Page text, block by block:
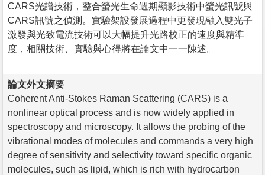
CARS光譜技術，整合螢光生命週期顯影技術中螢光訊號與
CARS訊號之偵測。實驗架設發展過程中更發現融入雙光子
激發與光致電流技術可以大幅提升光路校正的速度與精準
度，相關技術、實驗與心得將在論文中一一陳述。
論文外文摘要
Coherent Anti-Stokes Raman Scattering (CARS) is a
nonlinear optical process and is now widely applied in
spectroscopy and microscopy. It allows the probing of the
vibrational modes of molecules and commands a very high
degree of sensitivity and selectivity toward specific organic
molecules, such as lipid, which is rich with hydrocarbon